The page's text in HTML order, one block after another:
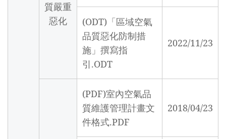
質嚴重
惡化
(ODT)「區域空氣
品質惡化防制措
施」撰寫指
引.ODT
2022/11/23
(PDF)室內空氣品
質維護管理計畫文
件格式.PDF
2018/04/23